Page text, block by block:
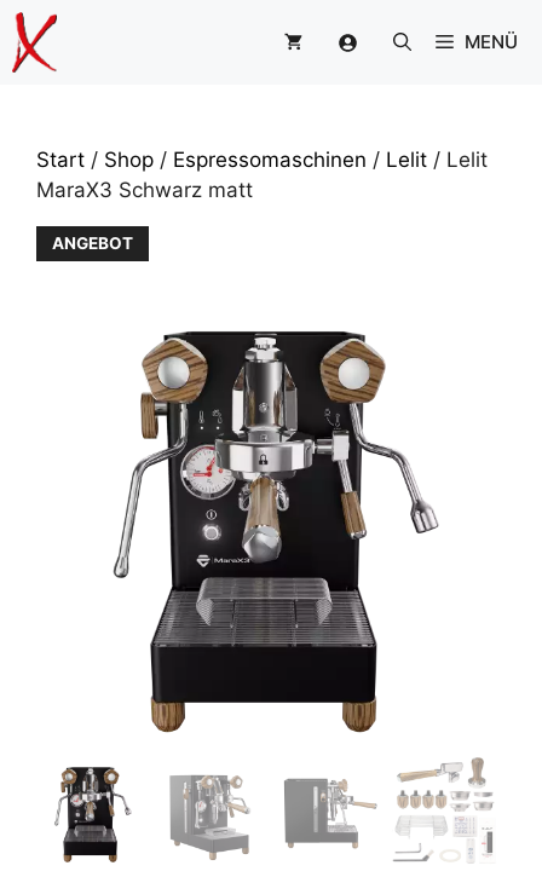
Zum
Inhalt
springen
MENÜ
Start / Shop / Espressomaschinen / Lelit / Lelit
MaraX3 Schwarz matt
ANGEBOT